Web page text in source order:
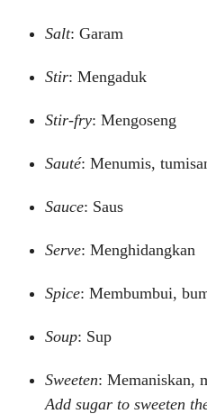
Salt: Garam
Stir: Mengaduk
Stir-fry: Mengoseng
Sauté: Menumis,
Sauce: Saus
Serve: Menghidangkan
Spice: Membumbui,
Soup: Sup
Sweeten: Memaniskan,
Add sugar to sweeten